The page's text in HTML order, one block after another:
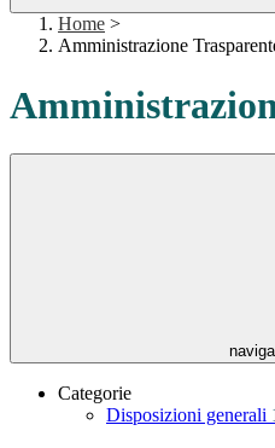
Home >
Amministrazione
Categorie
Disposizioni generali